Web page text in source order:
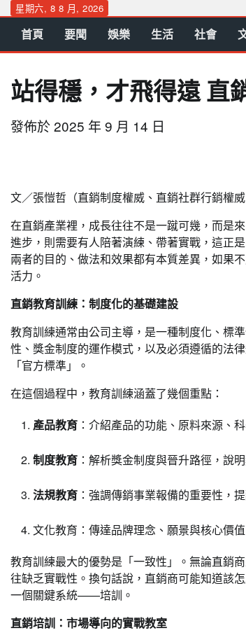
Skip
content
星期六, 8 8 月, 2026
首頁 要聞 娛樂 生活 社會
站得穩，才飛得遠 直
發佈於2025 年 9 月 14 日
文／張愷哲（直銷制度權威、直銷社群行銷權
在直銷產業裡，成長往往不是一蹴可幾，而是
進步，則需要有人陪著演練、帶著實戰，這正
兩者的目的、做法和效果都有本質差異，如果
活力。
直銷教育訓練：制度化的基礎建設
教育訓練通常由公司主導，是一種制度化、標
性、獎金制度的運作模式，以及必須遵循的法
「官方標準」。
在這個過程中，教育訓練涵蓋了幾個重點：
產品教育 ：介紹產品的功能、原料來源、
制度教育 ：解析獎金制度與晉升路徑，說
法規教育 ：強調傳銷事業報備的重要性，
文化教育：傳達品牌理念、願景與核心價
教育訓練最大的優勢是「一致性」。無論直銷
往缺乏實戰性。換句話說，直銷商可能知道該
一個關鍵系統——培訓。
直銷培訓：市場導向的實戰教室